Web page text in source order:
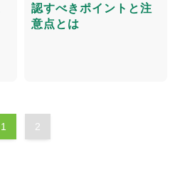
認すべきポイントと注
意点とは
1 2